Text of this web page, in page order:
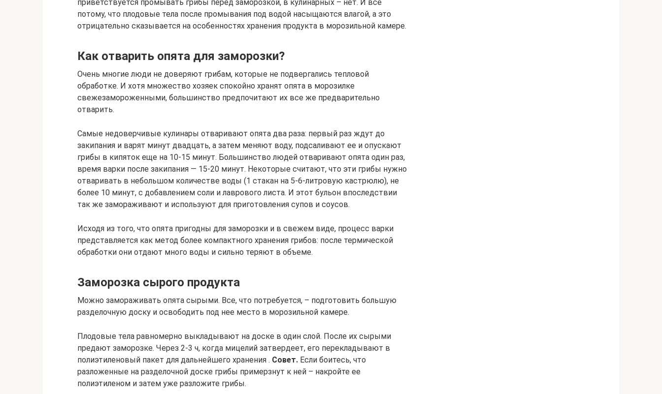
приветствуется промывать грибы перед заморозкой, в кулинарных – нет. И все
потому, что плодовые тела после промывания под водой насыщаются влагой, а это
отрицательно сказывается на особенностях хранения продукта в морозильной камере.
Как отварить опята для заморозки?
Очень многие люди не доверяют грибам, которые не подвергались тепловой
обработке. И хотя множество хозяек спокойно хранят опята в морозилке
свежезамороженными, большинство предпочитают их все же предварительно
отварить.
Самые недоверчивые кулинары отваривают опята два раза: первый раз ждут до
закипания и варят минут двадцать, а затем меняют воду, подсаливают ее и опускают
грибы в кипяток еще на 10-15 минут. Большинство людей отваривают опята один раз,
время варки после закипания — 15-20 минут. Некоторые считают, что эти грибы нужно
отваривать в небольшом количестве воды (1 стакан на 5-6-литровую кастрюлю), не
более 10 минут, с добавлением соли и лаврового листа. И этот бульон впоследствии
так же замораживают и используют для приготовления супов и соусов.
Исходя из того, что опята пригодны для заморозки и в свежем виде, процесс варки
представляется как метод более компактного хранения грибов: после термической
обработки они отдают много воды и сильно теряют в объеме.
Заморозка сырого продукта
Можно замораживать опята сырыми. Все, что потребуется, – подготовить большую
разделочную доску и освободить под нее место в морозильной камере.
Плодовые тела равномерно выкладывают на доске в один слой. После их сырыми
предают заморозке. Через 2-3 ч, когда мицелий затвердеет, его перекладывают в
полиэтиленовый пакет для дальнейшего хранения . Совет. Если боитесь, что
разложенные на разделочной доске грибы примерзнут к ней – накройте ее
полиэтиленом и затем уже разложите грибы.